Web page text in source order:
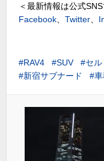
＜最新情報は公式SNS
Facebook 、Twitter
RAV4 SUV セ
新宿サブナード